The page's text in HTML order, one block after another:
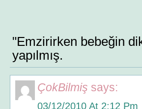
"Emzirirken bebeğin
yapılmış.
ÇokBilmiş says:
03/12/2010 At 2:12 Pm